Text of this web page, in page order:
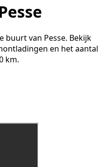
buurt van Pesse. Bekijk
en het aantal
km.